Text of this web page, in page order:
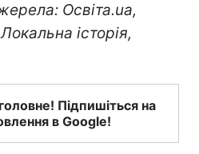
Освіта.ua,
історія,
Підпишіться на
в Google!